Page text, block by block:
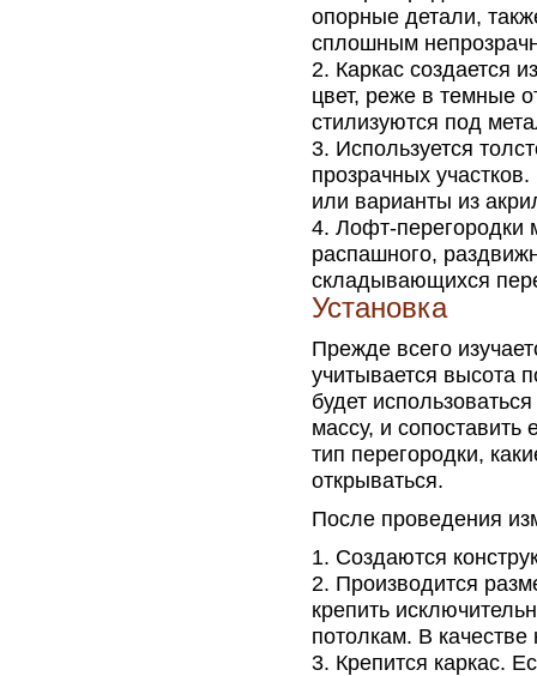
опорные детали,
сплошным
Каркас создается
цвет, реже в темные
стилизуются под
Используется
прозрачных
или варианты из
Лофт-перегородки
распашного,
складывающихся
Установка
Прежде всего
учитывается высота
будет
массу, и
тип перегородки,
открываться.
После проведения
Создаются
Производится
крепить
потолкам. В
Крепится каркас.